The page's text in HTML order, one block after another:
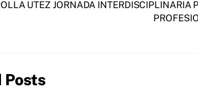
UTEZ JORNADA INTERDISCIPLINARIA
Posts